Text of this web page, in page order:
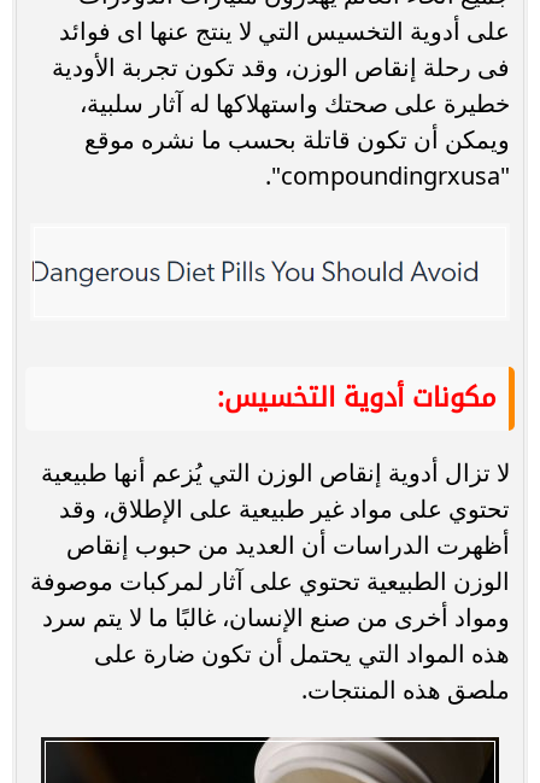
على أدوية التخسيس التي لا ينتج عنها اى فوائد
فى رحلة إنقاص الوزن، وقد تكون تجربة الأودية
خطيرة على صحتك واستهلاكها له آثار سلبية،
ويمكن أن تكون قاتلة بحسب ما نشره موقع
"compoundingrxusa".
مكونات أدوية التخسيس:
لا تزال أدوية إنقاص الوزن التي يُزعم أنها طبيعية
تحتوي على مواد غير طبيعية على الإطلاق، وقد
أظهرت الدراسات أن العديد من حبوب إنقاص
الوزن الطبيعية تحتوي على آثار لمركبات موصوفة
ومواد أخرى من صنع الإنسان، غالبًا ما لا يتم سرد
هذه المواد التي يحتمل أن تكون ضارة على
ملصق هذه المنتجات.